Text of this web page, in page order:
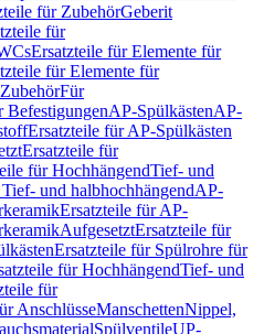
für ZubehörGeberit
für
Ersatzteile für Elemente für
für Elemente für
Für
BefestigungenAP-SpülkästenAP-
Ersatzteile für AP-Spülkästen
Ersatzteile für
für HochhängendTief- und
und halbhochhängendAP-
Ersatzteile für AP-
AufgesetztErsatzteile für
Ersatzteile für Spülrohre für
für HochhängendTief- und
für
AnschlüsseManschettenNippel,
SpülventileUP-